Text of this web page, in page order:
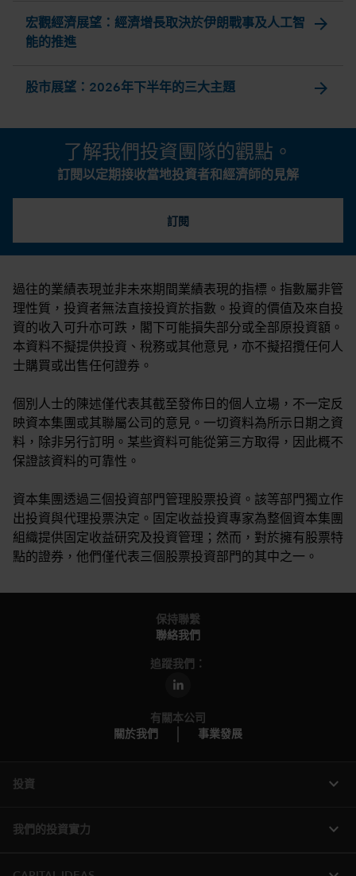
宏觀經濟展望：經濟增長取決於伊朗戰事及人工智
能的推進
arrow_forward
股市展望：2026年下半年的三大主題 arrow_forward
了解我們投資團隊的觀點。
訂閱以定期接收當地投資者和經濟師的見解
訂閱
過往的業績表現並非未來期間業績表現的指標。指數屬非管
理性質，投資者無法直接投資於指數。投資的價值及來自投
資的收入可升亦可跌，閣下可能損失部分或全部原投資額。
本資料不擬提供投資、稅務或其他意見，亦不擬招攬任何人
士購買或出售任何證券。
個別人士的陳述僅代表其截至發佈日的個人立場，不一定反
映資本集團或其聯屬公司的意見。一切資料為所示日期之資
料，除非另行訂明。某些資料可能從第三方取得，因此概不
保證該資料的可靠性。
資本集團透過三個投資部門管理股票投資。該等部門獨立作
出投資與代理投票決定。固定收益投資專家為整個資本集團
組織提供固定收益研究及投資管理；然而，對於擁有股票特
點的證券，他們僅代表三個股票投資部門的其中之一。
保持聯繫
聯絡我們
追蹤我們：
有關本公司
關於我們
事業發展
投資 expand_more
我們的投資實力 expand_more